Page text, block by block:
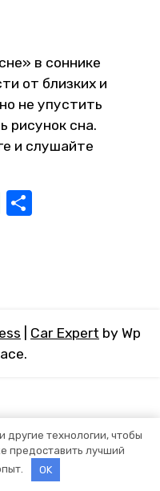
в соннике
от близких и
не упустить
рисунок сна.
и слушайте
WhatsApp
Car Expert by Wp
другие технологии, чтобы
предоставить лучший
OK